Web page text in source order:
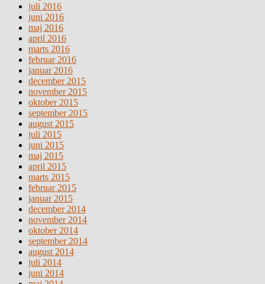
juli 2016
juni 2016
maj 2016
april 2016
marts 2016
februar 2016
januar 2016
december 2015
november 2015
oktober 2015
september 2015
august 2015
juli 2015
juni 2015
maj 2015
april 2015
marts 2015
februar 2015
januar 2015
december 2014
november 2014
oktober 2014
september 2014
august 2014
juli 2014
juni 2014